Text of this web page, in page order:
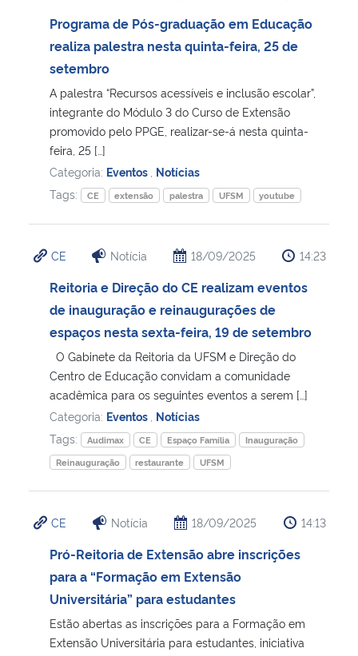
Programa de Pós-graduação em Educação
realiza palestra nesta quinta-feira, 25 de
setembro
A palestra “Recursos acessíveis e inclusão escolar”,
integrante do Módulo 3 do Curso de Extensão
promovido pelo PPGE, realizar-se-á nesta quinta-
feira, 25 […]
Categoria: Eventos Notícias
Tags:
CE extensão palestra UFSM youtube
CE Notícia 18/09/2025 14:23
Reitoria e Direção do CE realizam eventos
de inauguração e reinaugurações de
espaços nesta sexta-feira, 19 de setembro
O Gabinete da Reitoria da UFSM e Direção do
Centro de Educação convidam a comunidade
acadêmica para os seguintes eventos a serem […]
Categoria: Eventos Notícias
Tags:
Audimax CE Espaço Família
Inauguração
Reinauguração
restaurante UFSM
CE Notícia 18/09/2025 14:13
Pró-Reitoria de Extensão abre inscrições
para a “Formação em Extensão
Universitária” para estudantes
Estão abertas as inscrições para a Formação em
Extensão Universitária para estudantes, iniciativa